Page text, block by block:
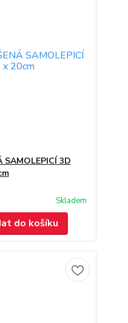
SAMOLEPICÍ 3D
Skladem
do košíku